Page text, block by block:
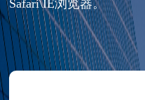
Safari\IE浏览器。